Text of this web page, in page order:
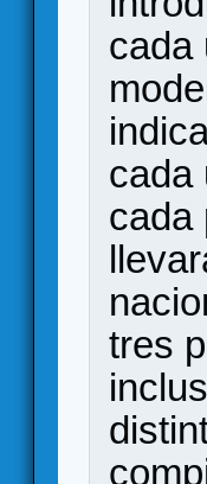
cada
cada
cada
tres